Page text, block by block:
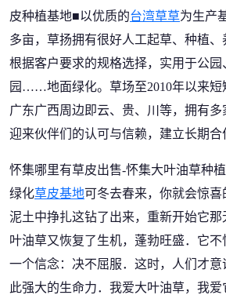
皮种植基地■以优质的台湾草草为生产
多亩，草扬拥有很好人工起草、种植
根据客户要求的规格选择，实用于公
园……地面绿化。草场至2010年以来短
广东广西周边即云、贵、川等，拥有
迎来伙伴们的认可与信赖，建立长期合
怀集哪里有草皮出售-怀集大叶油草种
绿化草皮基地可冬去春来，你就会惊喜
泥土中挣扎这钻了出来，重新开始它
叶油草又恢复了生机，蓬勃旺盛．它
一个信念：决不屈服．这时，人们才意
此强大的生命力．我爱大叶油草，我